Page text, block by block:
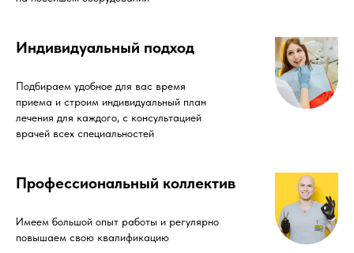
Индивидуальный подход
Подбираем удобное для вас время
приема и строим индивидуальный план
лечения для каждого, с консультацией
врачей всех специальностей
Профессиональный коллектив
Имеем большой опыт работы и регулярно
повышаем свою квалификацию